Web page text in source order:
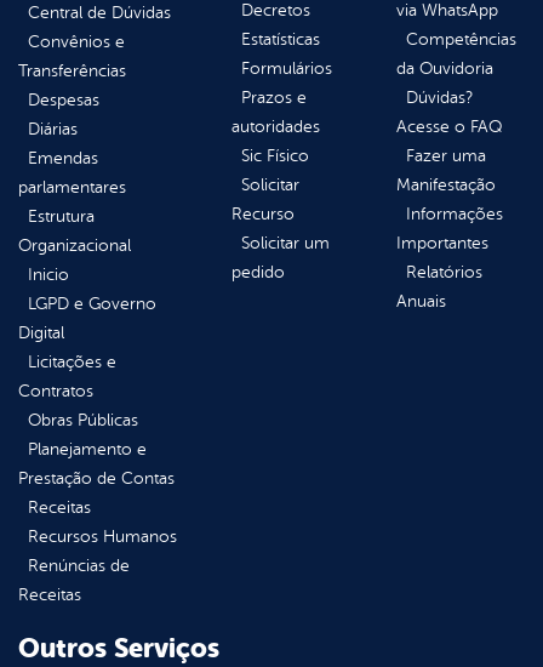
Central de Dúvidas
Convênios e
Transferências
Despesas
Diárias
Emendas
parlamentares
Estrutura
Organizacional
Inicio
LGPD e Governo
Digital
Licitações e
Contratos
Obras Públicas
Planejamento e
Prestação de Contas
Receitas
Recursos Humanos
Renúncias de
Receitas
Decretos
Estatísticas
Formulários
Prazos e
autoridades
Sic Físico
Solicitar
Recurso
Solicitar um
pedido
via WhatsApp
Competências
da Ouvidoria
Dúvidas?
Acesse o FAQ
Fazer uma
Manifestação
Informações
Importantes
Relatórios
Anuais
Outros Serviços